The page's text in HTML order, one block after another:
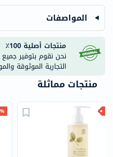
المواصفات
منتجات أصلية 100٪
نحن نقوم بتوفير جميع
التجارية الموثوقة
منتجات مماثلة